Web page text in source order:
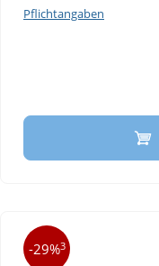
Pflichtangaben
-29%3